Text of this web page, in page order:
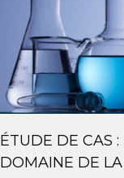
ÉTUDE DE CAS
DOMAINE DE